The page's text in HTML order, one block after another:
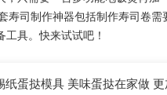
寿司制作神器包括制作寿司卷需
具。快来试试吧！
纸蛋挞模具 美味蛋挞在家做